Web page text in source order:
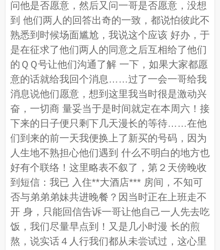
问他是否愿意，然后又问一哥是否愿意，没想
到 他们两人的回答出奇的一致，都说怕彼此不
熟悉到时候场面尴尬，我说这个应该 好办，于
是在征求了他们两人的同意之后互相给了他们
的ＱＱ号让他们沟通了解 一下，如果大家都愿
意的话就给我回个消息……过了一会一哥给我
消息说他们愿意，想到这里我当时很是激动兴
奋，一切商 量妥当于是时间就定在本周六！接
下来的日子便只剩下几天漫长的等待……在他
们到来的前一天我便换上了新买的号码，因为
人生地不熟担心他们遇到 什么不明白的地方也
好有个联络！这里略表不叙了，第２天傍晚收
到短信：我已 入住**大酒店*** 房间，不知可
否与弟弟弟妹共进晚餐？因当时正在上班走不
开 身，只能回信告诉一哥让他自己一人先去吃
饭，我们尽量早点到！又是几小时漫 长的煎
熬，说实话４人行我们都从未尝试过，这心里